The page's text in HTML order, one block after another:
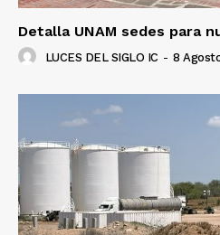
Detalla UNAM sedes para
LUCES DEL SIGLO IC - 8